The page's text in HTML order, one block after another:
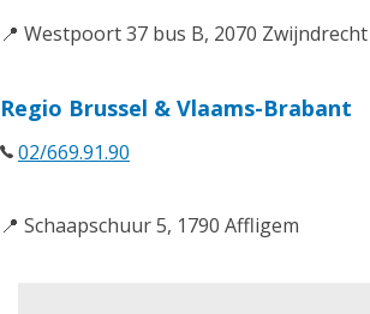
📍 Westpoort 37 bus B, 2070 Zwijndrecht
Regio Brussel & Vlaams-Brabant
02/669.91.90
📍 Schaapschuur 5, 1790 Affligem